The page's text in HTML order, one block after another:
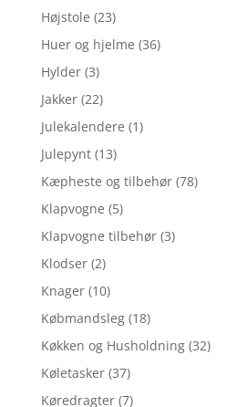
Højstole (23)
Huer og hjelme (36)
Hylder (3)
Jakker (22)
Julekalendere (1)
Julepynt (13)
Kæpheste og tilbehør (78)
Klapvogne (5)
Klapvogne tilbehør (3)
Klodser (2)
Knager (10)
Købmandsleg (18)
Køkken og Husholdning (32)
Køletasker (37)
Køredragter (7)